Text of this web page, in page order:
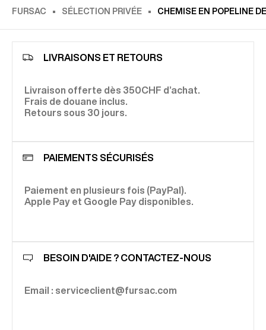
FURSAC SÉLECTION PRIVÉE CHEMISE EN POPELINE
LIVRAISONS ET RETOURS
Livraison offerte dès 350CHF d’achat.
Frais de douane inclus.
Retours sous 30 jours.
PAIEMENTS SÉCURISÉS
Paiement en plusieurs fois (PayPal).
Apple Pay et Google Pay disponibles.
BESOIN D'AIDE ? CONTACTEZ-NOUS
Email : serviceclient@fursac.com